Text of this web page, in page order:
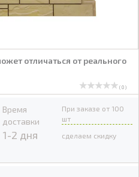
отличаться от реального
( 0 )
Время
доставки
1-2 дня
При заказе от 100
шт
сделаем скидку